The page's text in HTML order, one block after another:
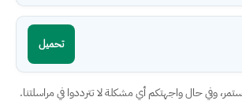
تحميل
وفي حال واجهتكم أي مشكلة لا تترددوا في مراسلتنا.